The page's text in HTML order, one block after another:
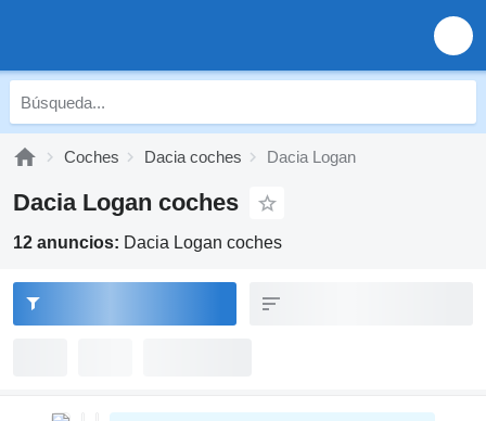
Coches Dacia coches Dacia Logan
Dacia Logan coches
12 anuncios: Dacia Logan coches